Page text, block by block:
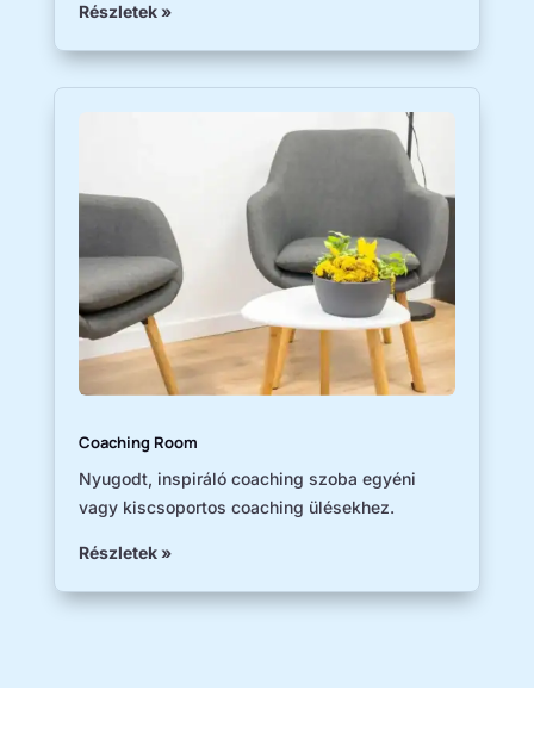
Részletek »
Coaching Room
Nyugodt, inspiráló coaching szoba egyéni
vagy kiscsoportos coaching ülésekhez.
Részletek »